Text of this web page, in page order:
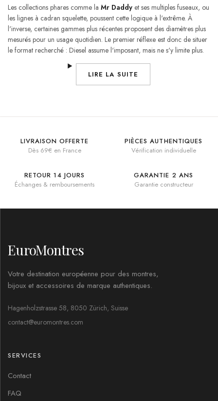
Les collections phares comme la Mr Daddy et ses multiples fuseaux, ou
les lignes à cadran squelette, poussent cette logique à l'extrême. À
l'inverse, certaines gammes plus récentes proposent des diamètres plus
mesurés pour un usage quotidien. Le premier réflexe est donc de situer
le format recherché : Diesel assume l'imposant, mais ne s'y limite plus.
LIRE LA SUITE
LIVRAISON OFFERTE
Dès 69€ en France
PIÈCES AUTHENTIQUES
Vérification individuelle
RETOUR 14 JOURS
Échanges & remboursements
GARANTIE 2 ANS
Garantie constructeur
EuroMontres
Votre destination européenne pour des montres,
bijoux et accessoires de marque authentiques.
Hagenholzstrasse 58, 8050 Zürich, Suisse
contact@euromontres.com
SERVICES
Contact
FAQ